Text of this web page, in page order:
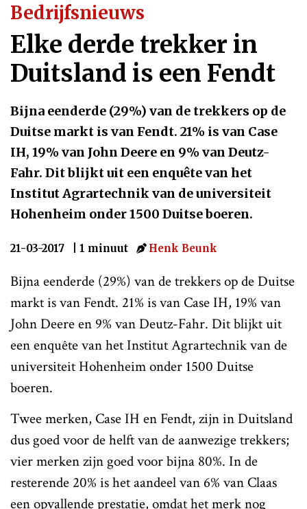
Bedrijfsnieuws
Elke derde trekker in
Duitsland is een Fendt
Bijna eenderde (29%) van de trekkers op de
Duitse markt is van Fendt. 21% is van Case
IH, 19% van John Deere en 9% van Deutz-
Fahr. Dit blijkt uit een enquête van het
Institut Agrartechnik van de universiteit
Hohenheim onder 1500 Duitse boeren.
21-03-2017 | 1 minuut Henk Beunk
Bijna eenderde (29%) van de trekkers op de Duitse
markt is van Fendt. 21% is van Case IH, 19% van
John Deere en 9% van Deutz-Fahr. Dit blijkt uit
een enquête van het Institut Agrartechnik van de
universiteit Hohenheim onder 1500 Duitse
boeren.
Twee merken, Case IH en Fendt, zijn in Duitsland
dus goed voor de helft van de aanwezige trekkers;
vier merken zijn goed voor bijna 80%. In de
resterende 20% is het aandeel van 6% van Claas
een opvallende prestatie, omdat het merk nog